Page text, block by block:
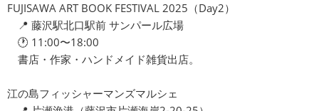
FUJISAWA ART BOOK FESTIVAL 2025（Day2）
📍 藤沢駅北口駅前 サンパール広場
🕐 11:00〜18:00
書店・作家・ハンドメイド雑貨出店。
江の島フィッシャーマンズマルシェ